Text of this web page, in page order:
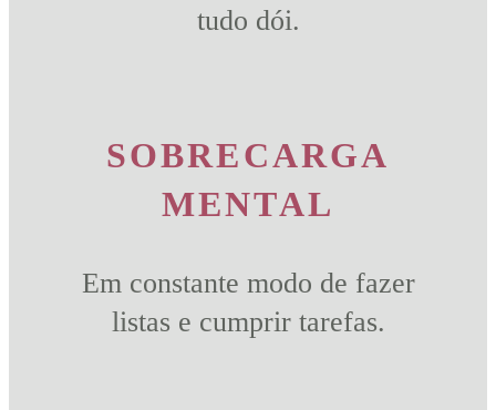
tudo dói.
SOBRECARGA
MENTAL
Em constante modo de fazer
listas e cumprir tarefas.